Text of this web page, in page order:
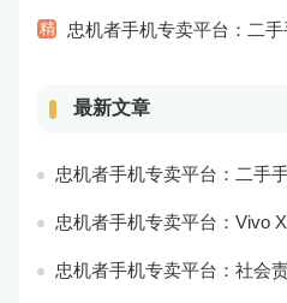
精 忠机者手机专卖平台：二手手
最新文章
忠机者手机专卖平台：二手手机市场开展智能化
忠机者手机专卖平台：Vivo X70 Pro+发布，搭载超强
忠机者手机专卖平台：社会责任和可持续发展是